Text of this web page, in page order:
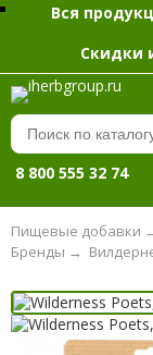
Вся
Скидки
8 800 555 32 74
Пищевые добавки
Бренды →